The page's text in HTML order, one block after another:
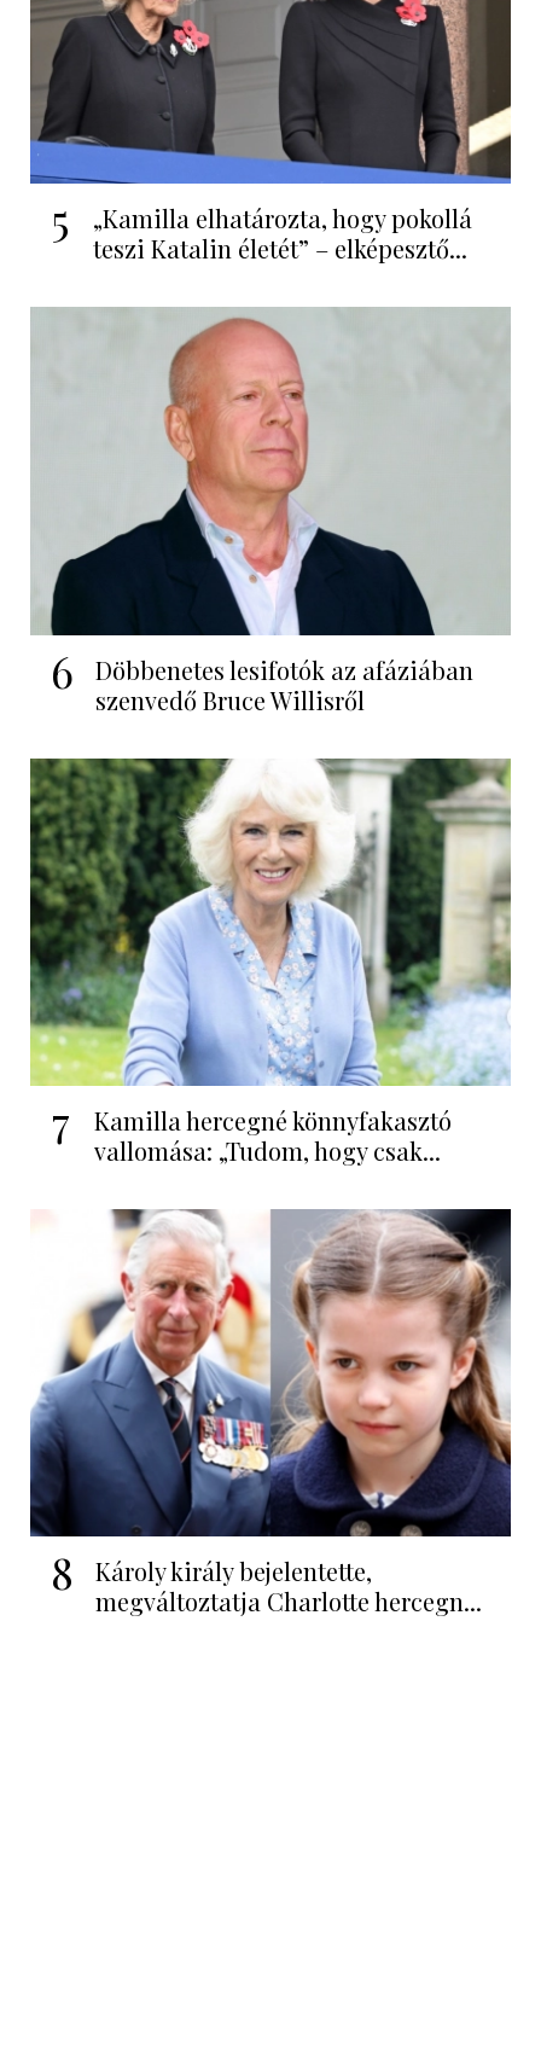
5
„Kamilla elhatározta, hogy pokollá
teszi Katalin életét” – elképesztő...
6
Döbbenetes lesifotók az afáziában
szenvedő Bruce Willisről
7
Kamilla hercegné könnyfakasztó
vallomása: „Tudom, hogy csak...
8
Károly király bejelentette,
megváltoztatja Charlotte hercegn...